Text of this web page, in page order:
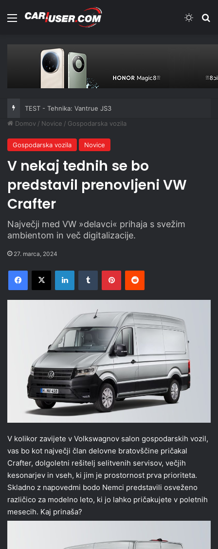
Meni
TEST - Tehnika: Vantrue JS3
Domov / Novice / Gospodarska vozila
Gospodarska vozila Novice
V nekaj tednih se bo
predstavil prenovljeni VW
Crafter
Največji med VW »delavci« prihaja s svežim
ambientom in več digitalizacije.
27. marca, 2024
Facebook
X LinkedInTumblr PinterestReddit
V kolikor zavijete v Volkswagnov salon gospodarskih vozil,
vas bo kot največji član delovne bratovščine pričakal
Crafter, dolgoletni rešitelj selitvenih servisov, večjih
kesonarjev in vseh, ki jim je prostornost prva prioriteta.
Skladno z napovedmi bodo Nemci predstavili osveženo
različico za modelno leto, ki jo lahko pričakujete v poletnih
mesecih. Kaj prinaša?